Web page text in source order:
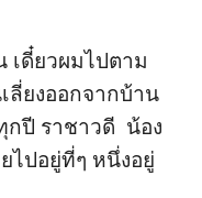
ยวผมไปตาม
ลี่ยงออกจากบ้าน
ปี ราชาวดี  น้อง
ไปอยู่ที่ๆ หนึ่งอยู่